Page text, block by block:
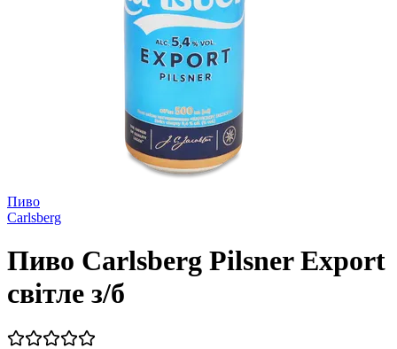
Пиво
Carlsberg
Пиво Carlsberg Pilsner Export
світле з/б